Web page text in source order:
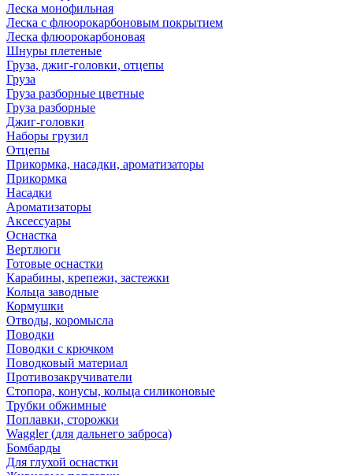
Леска монофильная
Леска с флюорокарбоновым покрытием
Леска флюорокарбоновая
Шнуры плетеные
Груза, джиг-головки, отцепы
Груза
Груза разборные цветные
Груза разборные
Джиг-головки
Наборы грузил
Отцепы
Прикормка, насадки, ароматизаторы
Прикормка
Насадки
Ароматизаторы
Аксессуары
Оснастка
Вертлюги
Готовые оснастки
Карабины, крепежи, застежки
Кольца заводные
Кормушки
Отводы, коромысла
Поводки
Поводки с крючком
Поводковый материал
Противозакручиватели
Стопора, конусы, кольца силиконовые
Трубки обжимные
Поплавки, сторожки
Waggler (для дальнего заброса)
Бомбарды
Для глухой оснастки